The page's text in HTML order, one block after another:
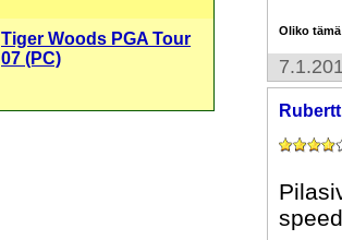
Oliko
Tiger Woods PGA Tour
07 (PC)